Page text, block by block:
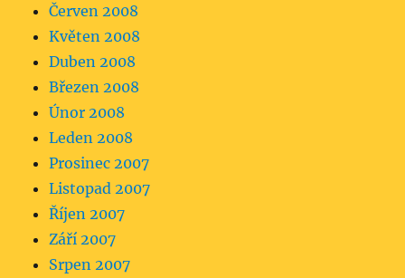
Červen 2008
Květen 2008
Duben 2008
Březen 2008
Únor 2008
Leden 2008
Prosinec 2007
Listopad 2007
Říjen 2007
Září 2007
Srpen 2007